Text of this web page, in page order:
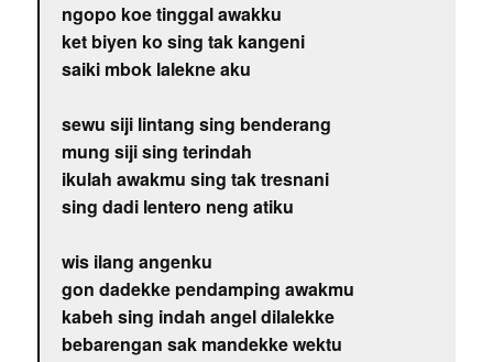
ngopo koe tinggal awakku
ket biyen ko sing tak kangeni
saiki mbok lalekne aku
sewu siji lintang sing benderang
mung siji sing terindah
ikulah awakmu sing tak tresnani
sing dadi lentero neng atiku
wis ilang angenku
gon dadekke pendamping awakmu
kabeh sing indah angel dilalekke
bebarengan sak mandekke wektu